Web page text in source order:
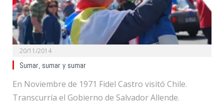
20/11/2014
Sumar, sumar y sumar
En Noviembre de 1971 Fidel Castro visitó Chile.
Transcurría el Gobierno de Salvador Allende.